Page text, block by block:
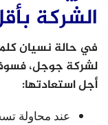
الشركة بأقل من
في حالة نسيان كلمة
لشركة جوجل،
أجل استعادتها:
عند محاولة